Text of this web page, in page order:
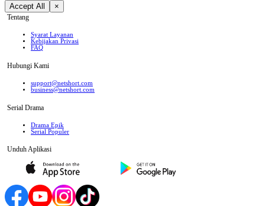
Accept All ×
Tentang
Syarat Layanan
Kebijakan Privasi
FAQ
Hubungi Kami
support@netshort.com
business@netshort.com
Serial Drama
Drama Epik
Serial Populer
Unduh Aplikasi